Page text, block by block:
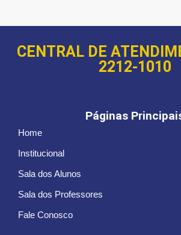
CENTRAL DE
2212-1010
Páginas
Home
Institucional
Sala dos Alunos
Sala dos Professores
Fale Conosco